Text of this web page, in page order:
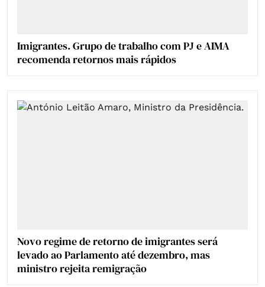
Imigrantes. Grupo de trabalho com PJ e AIMA
recomenda retornos mais rápidos
Novo regime de retorno de imigrantes será
levado ao Parlamento até dezembro, mas
ministro rejeita remigração